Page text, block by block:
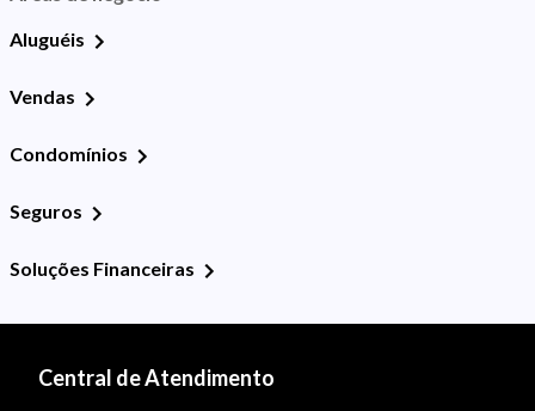
Aluguéis
Vendas
Condomínios
Seguros
Soluções Financeiras
Central de Atendimento